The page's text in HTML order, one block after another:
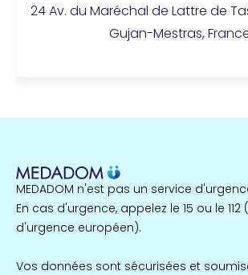
24 Av. du Maréchal de Lattre de
Gujan-Mestras,
MEDADOM n'est pas un service
En cas d'urgence, appelez le 15 ou le
d'urgence européen).
Vos données sont sécurisées et